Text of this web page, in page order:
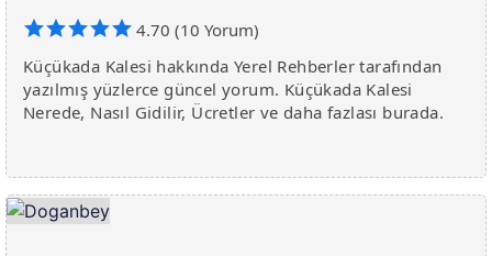
4.70 (10 Yorum)
Küçükada Kalesi hakkında Yerel Rehberler tarafından
yazılmış yüzlerce güncel yorum. Küçükada Kalesi
Nerede, Nasıl Gidilir, Ücretler ve daha fazlası burada.